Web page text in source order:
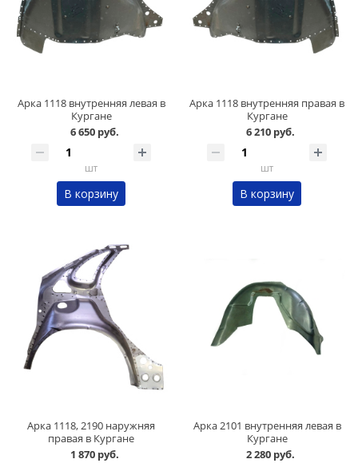
Арка 1118 внутренняя левая в
Кургане
6 650 руб.
шт
В корзину
Арка 1118 внутренняя правая в
Кургане
6 210 руб.
шт
В корзину
Арка 1118, 2190 наружняя
правая в Кургане
1 870 руб.
Арка 2101 внутренняя левая в
Кургане
2 280 руб.